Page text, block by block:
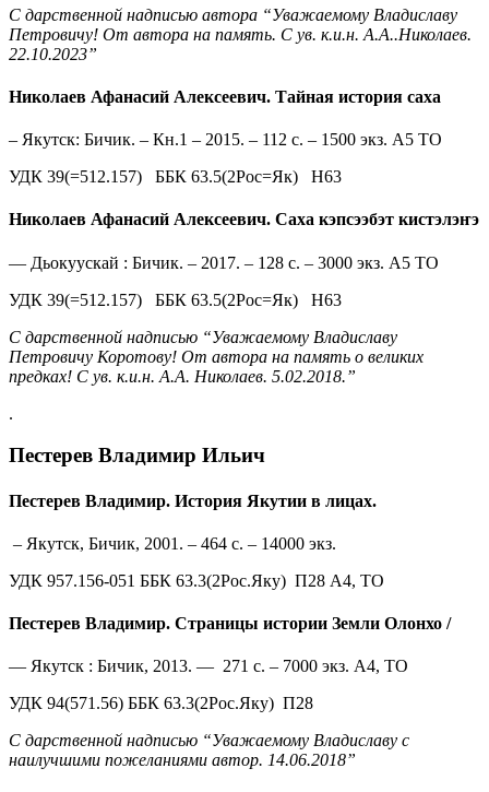
С дарственной надписью автора “Уважаемому Владиславу
Петровичу! От автора на память. С ув. к.и.н. А.А..Николаев.
22.10.2023”
Николаев Афанасий Алексеевич. Тайная история саха
– Якутск: Бичик. – Кн.1 – 2015. – 112 с. – 1500 экз. А5 ТО
УДК 39(=512.157) ББК 63.5(2Рос=Як) Н63
Николаев Афанасий Алексеевич. Саха кэпсээбэт кистэлэҥэ
— Дьокуускай : Бичик. – 2017. – 128 с. – 3000 экз. А5 ТО
УДК 39(=512.157) ББК 63.5(2Рос=Як) Н63
С дарственной надписью “Уважаемому Владиславу
Петровичу Коротову! От автора на память о великих
предках! С ув. к.и.н. А.А. Николаев. 5.02.2018.”
.
Пестерев Владимир Ильич
Пестерев Владимир. История Якутии в лицах.
– Якутск, Бичик, 2001. – 464 с. – 14000 экз.
УДК 957.156-051 ББК 63.3(2Рос.Яку) П28 А4, ТО
Пестерев Владимир. Страницы истории Земли Олонхо /
— Якутск : Бичик, 2013. — 271 с. – 7000 экз. А4, ТО
УДК 94(571.56) ББК 63.3(2Рос.Яку) П28
С дарственной надписью “Уважаемому Владиславу с
наилучшими пожеланиями автор. 14.06.2018”